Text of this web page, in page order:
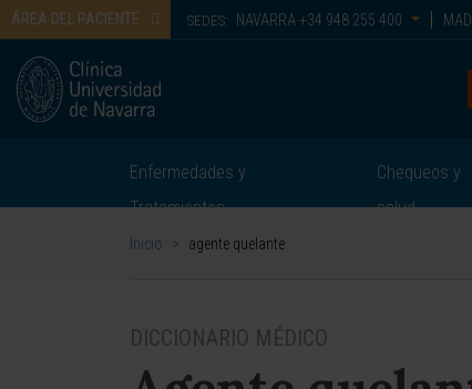
ÁREA DEL PACIENTE SEDES: NAVARRA +34 948 255 400
Enfermedades y
Tratamientos
Chequeos y
salud
Inicio > agente quelante
DICCIONARIO MÉDICO